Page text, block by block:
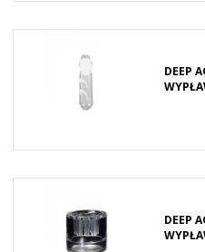
DEEP
DEEP